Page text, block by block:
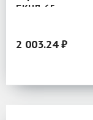
БКНЛ-65
2 003.24 ₽